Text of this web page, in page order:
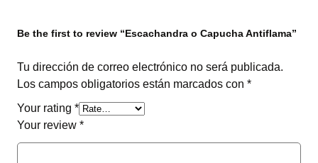
Be the first to review “Escachandra o Capucha Antiflama”
Tu dirección de correo electrónico no será publicada.
Los campos obligatorios están marcados con *
Your rating *
Your review *